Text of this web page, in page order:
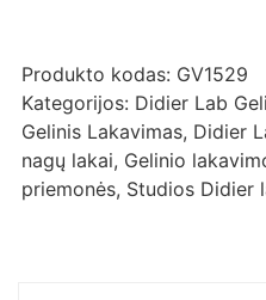
Produkto kodas: GV1529
Kategorijos: Didier Lab
Gelinis Lakavimas, Didier
nagų lakai, Gelinio
priemonės, Studios Didier